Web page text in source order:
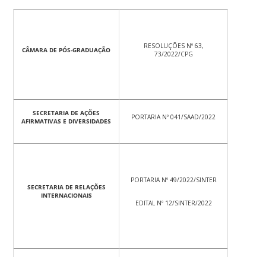
CÂMARA DE PÓS-GRADUAÇÃO
RESOLUÇÕES Nº 63,
73/2022/CPG
SECRETARIA DE AÇÕES
AFIRMATIVAS E DIVERSIDADES
PORTARIA Nº 041/SAAD/2022
SECRETARIA DE RELAÇÕES
INTERNACIONAIS
PORTARIA Nº 49/2022/SINTER
EDITAL Nº 12/SINTER/2022